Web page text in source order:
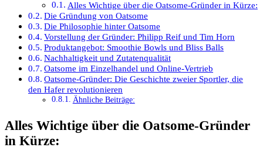
Alles Wichtige über die Oatsome-Gründer in Kürze:
Die Gründung von Oatsome
Die Philosophie hinter Oatsome
Vorstellung der Gründer: Philipp Reif und Tim Horn
Produktangebot: Smoothie Bowls und Bliss Balls
Nachhaltigkeit und Zutatenqualität
Oatsome im Einzelhandel und Online-Vertrieb
Oatsome-Gründer: Die Geschichte zweier Sportler, die
den Hafer revolutionieren
Ähnliche Beiträge:
Alles Wichtige über die Oatsome-Gründer
in Kürze: